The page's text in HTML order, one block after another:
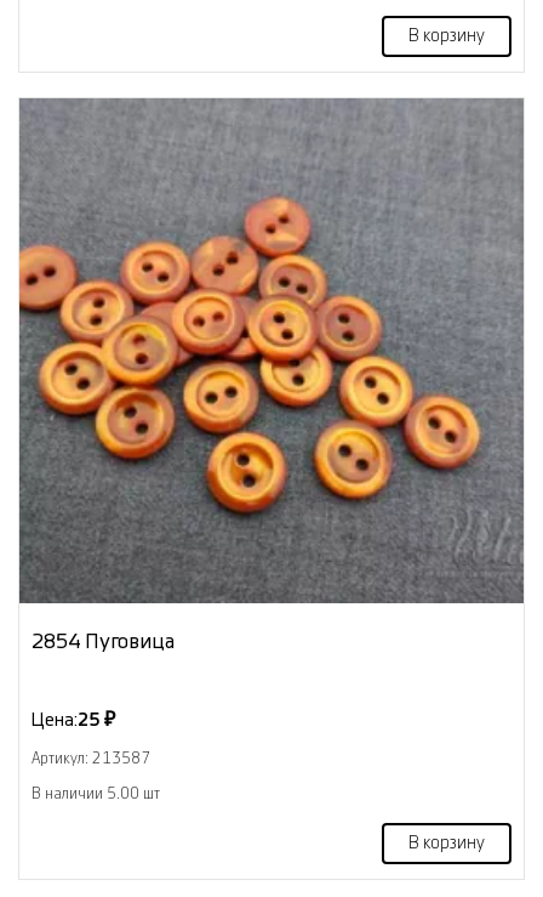
В корзину
2854 Пуговица
Цена:25 ₽
Артикул: 213587
В наличии 5.00 шт
В корзину